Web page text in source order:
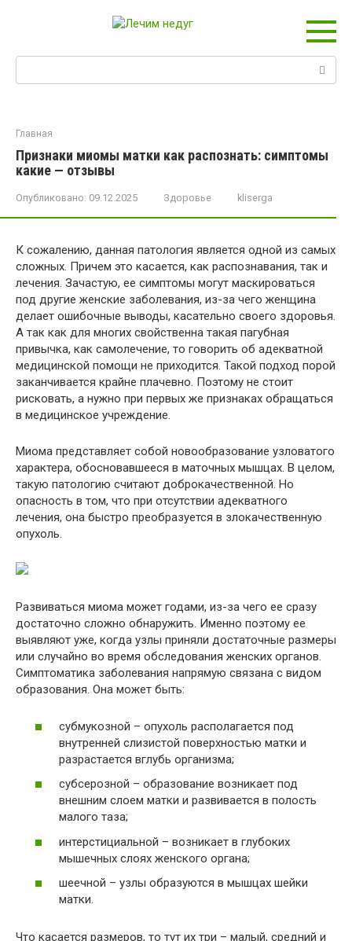
Главная
Признаки миомы матки как распознать: симптомы
какие — отзывы
Опубликовано: 09.12.2025 Здоровье kliserga
К сожалению, данная патология является одной из самых
сложных. Причем это касается, как распознавания, так и
лечения. Зачастую, ее симптомы могут маскироваться
под другие женские заболевания, из-за чего женщина
делает ошибочные выводы, касательно своего здоровья.
А так как для многих свойственна такая пагубная
привычка, как самолечение, то говорить об адекватной
медицинской помощи не приходится. Такой подход порой
заканчивается крайне плачевно. Поэтому не стоит
рисковать, а нужно при первых же признаках обращаться
в медицинское учреждение.
Миома представляет собой новообразование узловатого
характера, обосновавшееся в маточных мышцах. В целом,
такую патологию считают доброкачественной. Но
опасность в том, что при отсутствии адекватного
лечения, она быстро преобразуется в злокачественную
опухоль.
Развиваться миома может годами, из-за чего ее сразу
достаточно сложно обнаружить. Именно поэтому ее
выявляют уже, когда узлы приняли достаточные размеры
или случайно во время обследования женских органов.
Симптоматика заболевания напрямую связана с видом
образования. Она может быть:
субмукозной – опухоль располагается под
внутренней слизистой поверхностью матки и
разрастается вглубь организма;
субсерозной – образование возникает под
внешним слоем матки и развивается в полость
малого таза;
интерстициальной – возникает в глубоких
мышечных слоях женского органа;
шеечной – узлы образуются в мышцах шейки
матки.
Что касается размеров, то тут их три – малый, средний и